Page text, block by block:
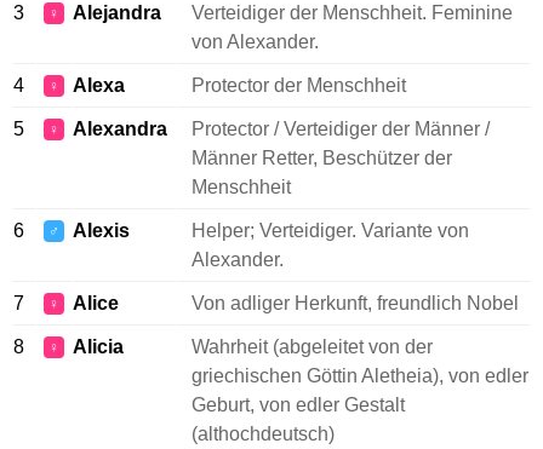
3 ♀ Alejandra
Verteidiger der Menschheit. Feminine
von Alexander.
4 ♀ Alexa Protector der Menschheit
5 ♀ Alexandra
Protector / Verteidiger der Männer /
Männer Retter, Beschützer der
Menschheit
6 ♂ Alexis
Helper; Verteidiger. Variante von
Alexander.
7 ♀ Alice Von adliger Herkunft, freundlich Nobel
8 ♀ Alicia
Wahrheit (abgeleitet von der
griechischen Göttin Aletheia), von edler
Geburt, von edler Gestalt
(althochdeutsch)